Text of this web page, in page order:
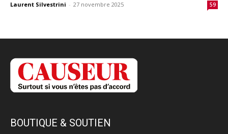
Laurent Silvestrini - 27 novembre 2025 59
BOUTIQUE & SOUTIEN